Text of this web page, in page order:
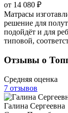
от 14 080 ₽
Матрасы
решение для
подойдёт и для
типовой,
Отзывы о
Средняя оценка
7 отзывов
Галина Сергеевна